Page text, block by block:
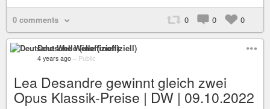
0 comments 0 0 0
Deutsche Welle (inoffiziell)
4 years ago – Public
Lea Desandre gewinnt gleich zwei
Opus Klassik-Preise | DW | 09.10.2022